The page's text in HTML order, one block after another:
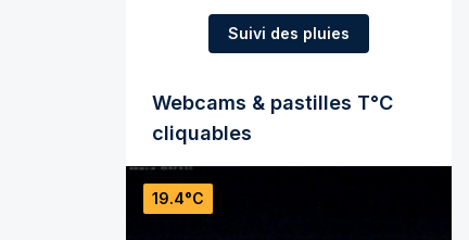
Suivi des pluies
Webcams & pastilles T°C
cliquables
19.4°C